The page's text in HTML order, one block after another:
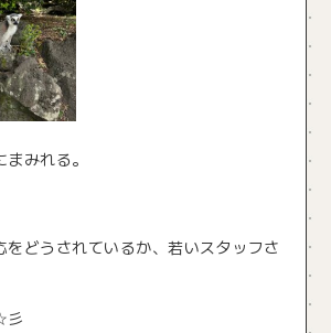
みれる。
をどうされているか、若いスタッフさ
彡